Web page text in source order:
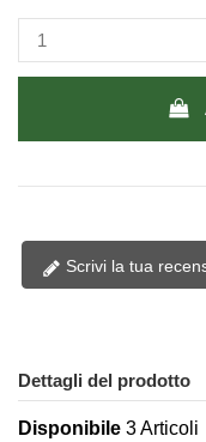
Scrivi la tua
Dettagli del prodotto
Disponibile 3 Articoli